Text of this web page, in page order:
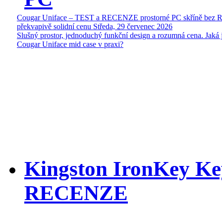
Cougar Uniface – TEST a RECENZE prostorné PC skříně bez
překvapivě solidní cenu Středa, 29 červenec 2026
Slušný prostor, jednoduchý funkční design a rozumná cena. Jaká
Cougar Uniface mid case v praxi?
Kingston IronKey
RECENZE